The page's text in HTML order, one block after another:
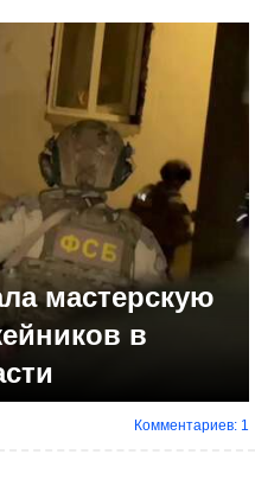
мастерскую
в
Комментариев: 1